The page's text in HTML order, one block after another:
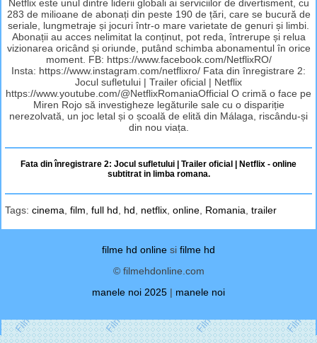
Netflix este unul dintre liderii globali ai serviciilor de divertisment, cu
283 de milioane de abonați din peste 190 de țări, care se bucură de
seriale, lungmetraje și jocuri într-o mare varietate de genuri și limbi.
Abonații au acces nelimitat la conținut, pot reda, întrerupe și relua
vizionarea oricând și oriunde, putând schimba abonamentul în orice
moment. FB: https://www.facebook.com/NetflixRO/
Insta: https://www.instagram.com/netflixro/ Fata din înregistrare 2:
Jocul sufletului | Trailer oficial | Netflix
https://www.youtube.com/@NetflixRomaniaOfficial O crimă o face pe
Miren Rojo să investigheze legăturile sale cu o dispariție
nerezolvată, un joc letal și o școală de elită din Málaga, riscându-și
din nou viața.
Fata din înregistrare 2: Jocul sufletului | Trailer oficial | Netflix - online
subtitrat in limba romana.
Tags: cinema film full hd hd netflix online Romania trailer
filme hd online si filme hd
© filmehdonline.com
manele noi 2025 | manele noi